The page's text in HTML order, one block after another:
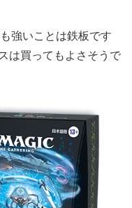
強いことは鉄板です
は買ってもよさそうで